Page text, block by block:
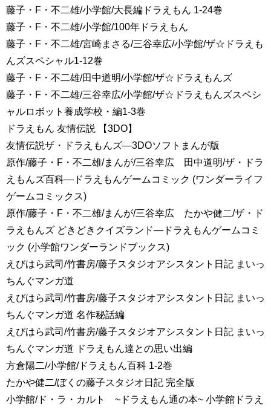
藤子・F・不二雄/小学館/大長編ドラえもん 1-24巻
藤子・F・不二雄/小学館/100年ドラえもん
藤子・F・不二雄/宮崎まさる/三谷幸広/小学館/ザ☆ドラえも
んズスペシャル1-12巻
藤子・F・不二雄/田中道明/小学館/ザ☆ドラえもんズ
藤子・F・不二雄/三谷幸広/小学館/ザ☆ドラえもんズスペシ
ャルロボット養成学校・編1-3巻
ドラえもん 友情伝説 【3DO】
友情伝説ザ・ドラえもんズ―3DOソフトまんが版
原作/藤子・F・不二雄/まんが/三谷幸広 田中道明/ザ・ドラ
えもんズ百科―ドラえもんゲームコミック (ワンダーライフ
ゲームコミックス)
原作/藤子・F・不二雄/まんが/三谷幸広 たかや健二/ザ・ド
ラえもんズ どきどきクイズランド―ドラえもんゲームコミ
ック (小学館ワンダーランドブックス)
えびはら武司/竹書房/藤子スタジオアシスタント日記 まいっ
ちんぐマンガ道
えびはら武司/竹書房/藤子スタジオアシスタント日記 まいっ
ちんぐマンガ道 名作秘話編
えびはら武司/竹書房/藤子スタジオアシスタント日記 まいっ
ちんぐマンガ道 ドラえもん達との思い出編
方倉陽二/小学館/ドラえもん百科 1-2巻
たかや健二/ぼくの藤子スタジオ日記 完全版
小学館/ド・ラ・カルト ~ドラえもん通の本~ 小学館ドラえ